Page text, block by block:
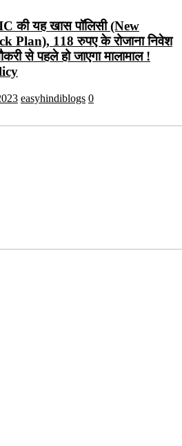
की यह खास पॉलिसी (New
Plan), 118 रुपए के रोजाना निवेश
से पहले हो जाएगा मालामाल !
easyhindiblogs 0